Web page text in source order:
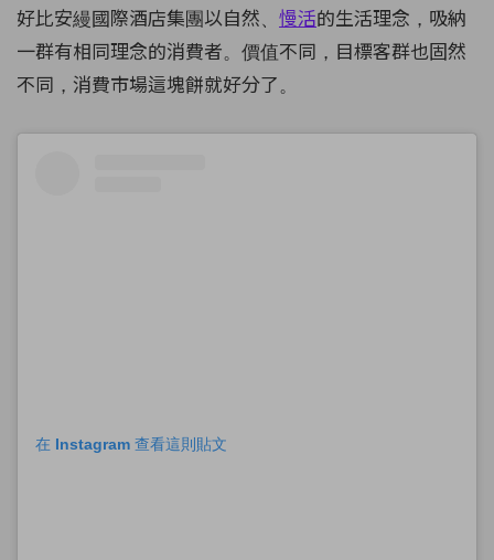
好比安縵國際酒店集團以自然、 慢活的生活理念，吸納
一群有相同理念的消費者。價值不同，目標客群也固然
不同，消費市場這塊餅就好分了。
在 Instagram 查看這則貼文